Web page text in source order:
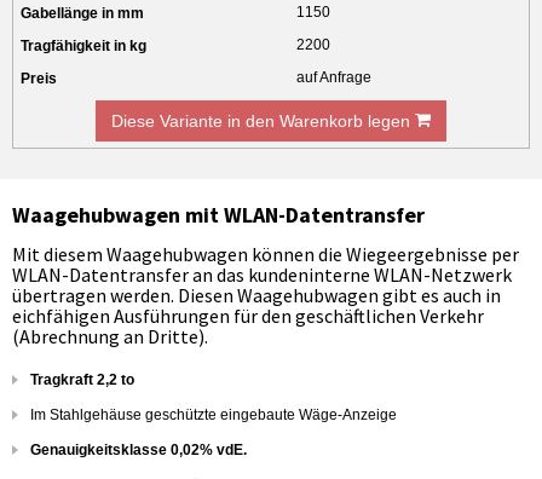
1150
2200
auf Anfrage
Diese Variante in den Warenkorb legen
Waagehubwagen mit WLAN-Datentransfer
Mit diesem Waagehubwagen können die Wiegeergebnisse per
WLAN-Datentransfer an das kundeninterne WLAN-Netzwerk
übertragen werden. Diesen Waagehubwagen gibt es auch in
eichfähigen Ausführungen für den geschäftlichen Verkehr
(Abrechnung an Dritte).
Tragkraft 2,2 to
Im Stahlgehäuse geschützte eingebaute Wäge-Anzeige
Genauigkeitsklasse 0,02% vdE.